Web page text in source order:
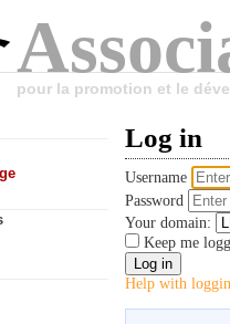
pour la promotion et le
Log in
Username
Password
Your domain:
Keep me
Help with